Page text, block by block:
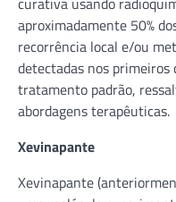
aproximadamente 50%
recorrência local e/ou
detectadas nos primeiros
tratamento padrão,
abordagens terapêuticas.
Xevinapante
Xevinapante